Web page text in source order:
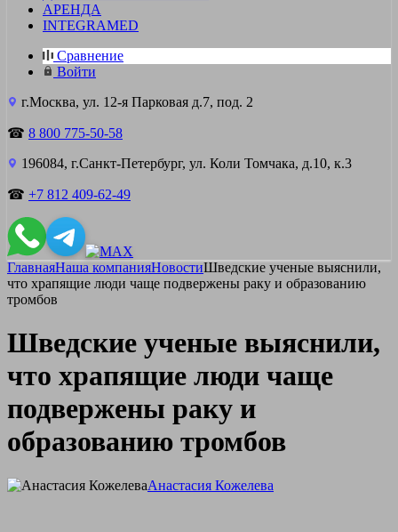
АРЕНДА
INTEGRAMED
Сравнение
Войти
г.Москва, ул. 12-я Парковая д.7, под. 2
☎ 8 800 775-50-58
196084, г.Санкт-Петербург, ул. Коли Томчака, д.10, к.3
☎ +7 812 409-62-49
ГлавнаяНаша компанияНовостиШведские ученые выяснили,
что храпящие люди чаще подвержены раку и образованию
тромбов
Шведские ученые выяснили,
что храпящие люди чаще
подвержены раку и
образованию тромбов
Анастасия Кожелева